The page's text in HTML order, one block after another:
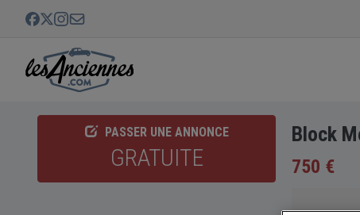
PASSER UNE ANNONCE
GRATUITE
Block
750 €